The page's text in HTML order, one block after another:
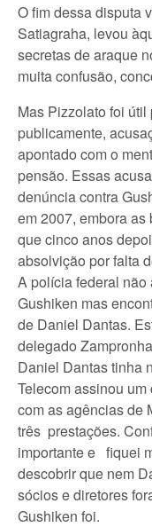
O fim dessa disputa
Satiagraha, levou
secretas de araque
muita confusão,
Mas Pizzolato foi
publicamente,
apontado com o
pensão. Essas
denúncia contra
em 2007, embora
que cinco anos
absolvição por falta
A polícia federal
Gushiken mas
de Daniel Dantas.
delegado
Daniel Dantas tinha
Telecom assinou
com as agências de
três prestações.
importante e fiquei
descobrir que nem
sócios e diretores
Gushiken foi.